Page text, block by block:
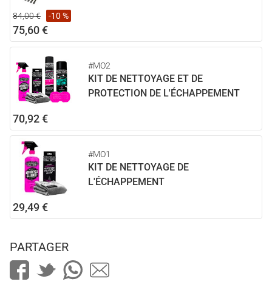
84,00 € -10 %
75,60 €
#MO2
KIT DE NETTOYAGE ET DE
PROTECTION DE L'ÉCHAPPEMENT
70,92 €
#MO1
KIT DE NETTOYAGE DE
L'ÉCHAPPEMENT
29,49 €
PARTAGER